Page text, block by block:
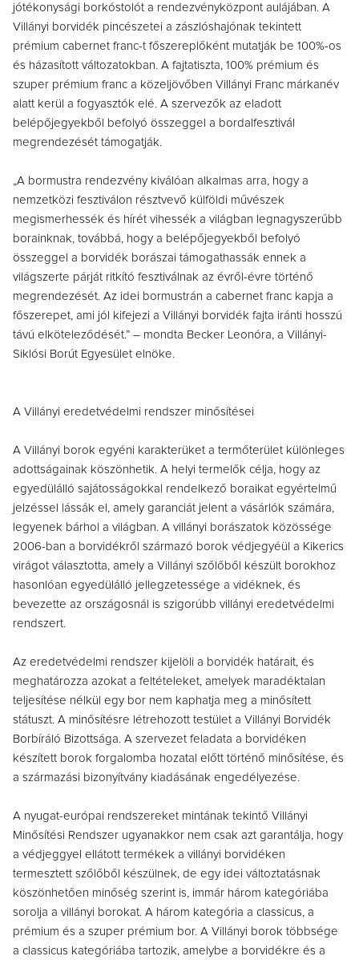
jótékonysági borkóstolót a rendezvényközpont aulájában. A
Villányi borvidék pincészetei a zászlóshajónak tekintett
prémium cabernet franc-t főszereplőként mutatják be 100%-os
és házasított változatokban. A fajtatiszta, 100% prémium és
szuper prémium franc a közeljövőben Villányi Franc márkanév
alatt kerül a fogyasztók elé. A szervezők az eladott
belépőjegyekből befolyó összeggel a bordalfesztivál
megrendezését támogatják.
„A bormustra rendezvény kiválóan alkalmas arra, hogy a
nemzetközi fesztiválon résztvevő külföldi művészek
megismerhessék és hírét vihessék a világban legnagyszerűbb
borainknak, továbbá, hogy a belépőjegyekből befolyó
összeggel a borvidék borászai támogathassák ennek a
világszerte párját ritkító fesztiválnak az évről-évre történő
megrendezését. Az idei bormustrán a cabernet franc kapja a
főszerepet, ami jól kifejezi a Villányi borvidék fajta iránti hosszú
távú elköteleződését.” – mondta Becker Leonóra, a Villányi-
Siklósi Borút Egyesület elnöke.
A Villányi eredetvédelmi rendszer minősítései
A Villányi borok egyéni karakterüket a termőterület különleges
adottságainak köszönhetik. A helyi termelők célja, hogy az
egyedülálló sajátosságokkal rendelkező boraikat egyértelmű
jelzéssel lássák el, amely garanciát jelent a vásárlók számára,
legyenek bárhol a világban. A villányi borászatok közössége
2006-ban a borvidékről származó borok védjegyéül a Kikerics
virágot választotta, amely a Villányi szőlőből készült borokhoz
hasonlóan egyedülálló jellegzetessége a vidéknek, és
bevezette az országosnál is szigorúbb villányi eredetvédelmi
rendszert.
Az eredetvédelmi rendszer kijelöli a borvidék határait, és
meghatározza azokat a feltételeket, amelyek maradéktalan
teljesítése nélkül egy bor nem kaphatja meg a minősített
státuszt. A minősítésre létrehozott testület a Villányi Borvidék
Borbíráló Bizottsága. A szervezet feladata a borvidéken
készített borok forgalomba hozatal előtt történő minősítése, és
a származási bizonyítvány kiadásának engedélyezése.
A nyugat-európai rendszereket mintának tekintő Villányi
Minősítési Rendszer ugyanakkor nem csak azt garantálja, hogy
a védjeggyel ellátott termékek a villányi borvidéken
termesztett szőlőből készülnek, de egy idei változtatásnak
köszönhetően minőség szerint is, immár három kategóriába
sorolja a villányi borokat. A három kategória a classicus, a
prémium és a szuper prémium bor. A Villányi borok többsége
a classicus kategóriába tartozik, amelybe a borvidékre és a